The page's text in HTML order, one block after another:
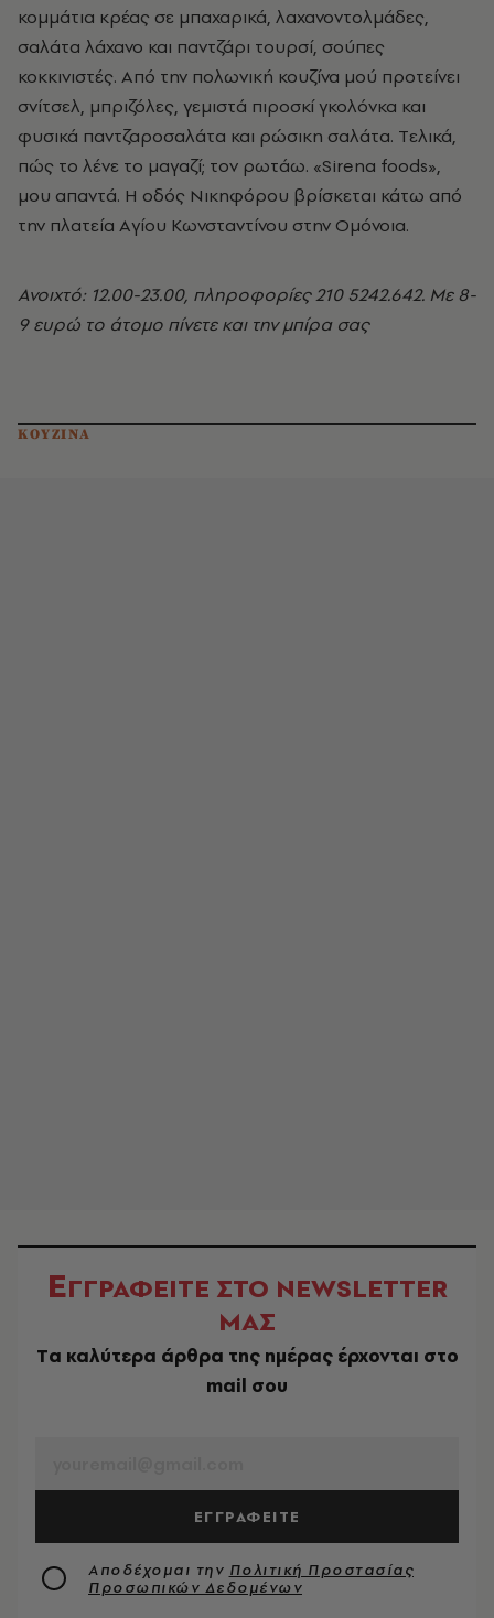
κομμάτια κρέας σε μπαχαρικά, λαχανοντολμάδες,
σαλάτα λάχανο και παντζάρι τουρσί, σούπες
κοκκινιστές. Aπό την πολωνική κουζίνα μού προτείνει
σνίτσελ, μπριζόλες, γεμιστά πιροσκί γκολόνκα και
φυσικά παντζαροσαλάτα και ρώσικη σαλάτα. Tελικά,
πώς το λένε το μαγαζί; τον ρωτάω. «Sirena foods»,
μου απαντά. H οδός Nικηφόρου βρίσκεται κάτω από
την πλατεία Aγίου Kωνσταντίνου στην Oμόνοια.
Ανοιχτό: 12.00-23.00, πληροφορίες 210 5242.642. Mε 8-
9 ευρώ το άτομο πίνετε και την μπίρα σας
ΚΟΥΖΙΝΑ
ΕΓΓΡΑΦΕΙΤΕ ΣΤΟ NEWSLETTER
ΜΑΣ
Tα καλύτερα άρθρα της ημέρας έρχονται στο
mail σου
ΕΓΓΡΑΦΕΙΤΕ
Αποδέχομαι την Πολιτική Προστασίας
Προσωπικών Δεδομένων